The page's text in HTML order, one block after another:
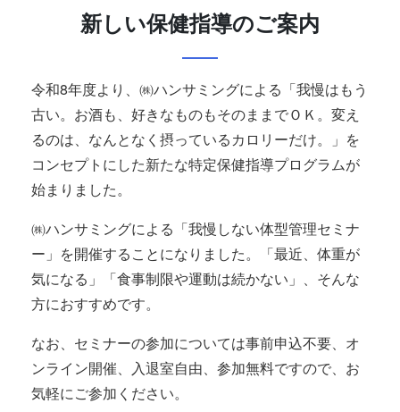
新しい保健指導のご案内
令和8年度より、㈱ハンサミングによる「我慢はもう
古い。お酒も、好きなものもそのままでＯＫ。変え
るのは、なんとなく摂っているカロリーだけ。」を
コンセプトにした新たな特定保健指導プログラムが
始まりました。
㈱ハンサミングによる「我慢しない体型管理セミナ
ー」を開催することになりました。「最近、体重が
気になる」「食事制限や運動は続かない」、そんな
方におすすめです。
なお、セミナーの参加については事前申込不要、オ
ンライン開催、入退室自由、参加無料ですので、お
気軽にご参加ください。